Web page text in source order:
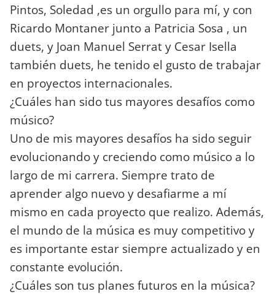
Pintos, Soledad ,es un orgullo para mí, y con
Ricardo Montaner junto a Patricia Sosa , un
duets, y Joan Manuel Serrat y Cesar Isella
también duets, he tenido el gusto de trabajar
en proyectos internacionales.
¿Cuáles han sido tus mayores desafíos como
músico?
Uno de mis mayores desafíos ha sido seguir
evolucionando y creciendo como músico a lo
largo de mi carrera. Siempre trato de
aprender algo nuevo y desafiarme a mí
mismo en cada proyecto que realizo. Además,
el mundo de la música es muy competitivo y
es importante estar siempre actualizado y en
constante evolución.
¿Cuáles son tus planes futuros en la música?